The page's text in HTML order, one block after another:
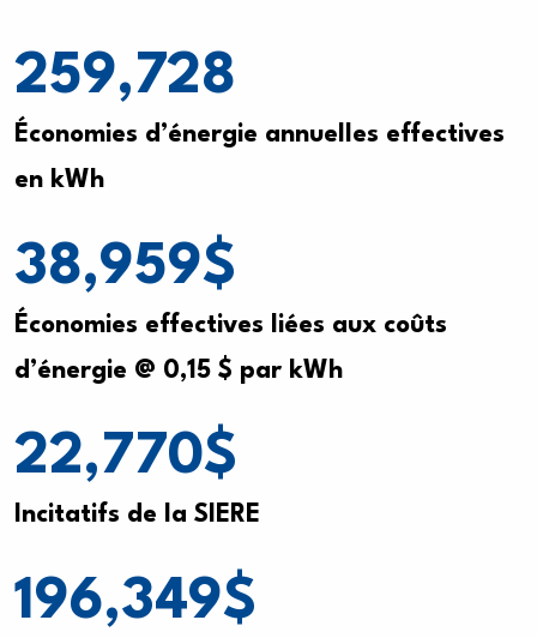
259,728
Économies d’énergie annuelles effectives
en kWh
38,959$
Économies effectives liées aux coûts
d’énergie @ 0,15 $ par kWh
22,770$
Incitatifs de la SIERE
196,349$